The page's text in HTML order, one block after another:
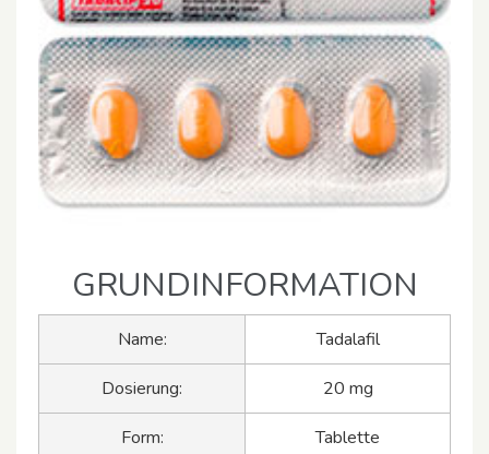
GRUNDINFORMATION
Name: Tadalafil
Dosierung: 20 mg
Form:
Tablette